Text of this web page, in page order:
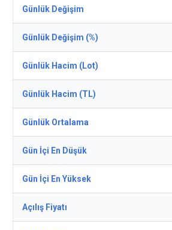
Günlük Değişim
Günlük Değişim (%)
Günlük Hacim (Lot)
Günlük Hacim (TL)
Günlük Ortalama
Gün İçi En Düşük
Gün İçi En Yüksek
Açılış Fiyatı